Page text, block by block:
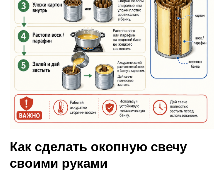
Как сделать окопную свечу
своими руками